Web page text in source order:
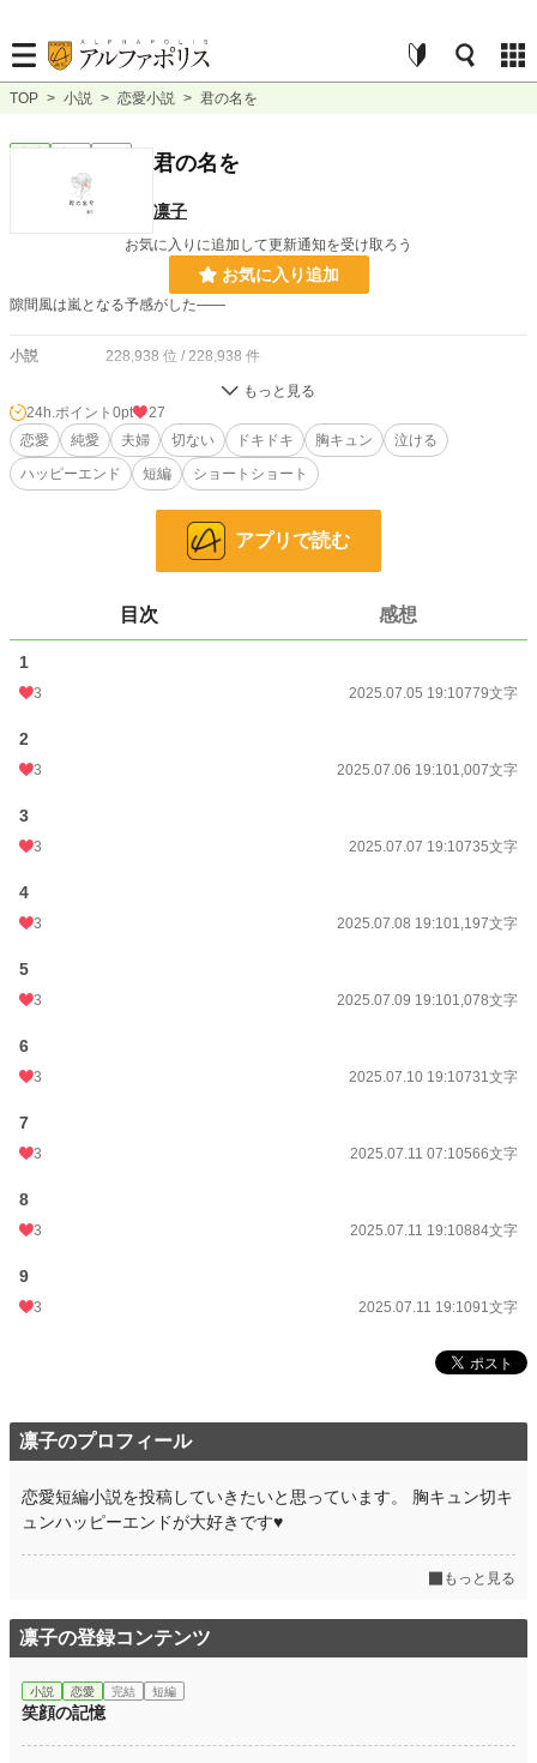
TOP > 小説 > 恋愛小説 > 君の名を
君の名を
凛子
お気に入りに追加して更新通知を受け取ろう
お気に入り追加
隙間風は嵐となる予感がした――
小説 228,938 位 / 228,938 件
66,395 位 / 66,395 件
お気に入り 3
24h.ポイント 0 pt
2025.07.11 19:10
2025.07.05 19:10
週間ポイント
月間ポイント
年間ポイント
累計ポイント
24h.ポイント 0pt
27
恋愛
純愛 夫婦 切ない ドキドキ 胸キュン
泣ける
ハッピーエンド
短編 ショートショート
アプリで読む
目次 感想
1
3 2025.07.05 19:10779文字
2
3 2025.07.06 19:101,007文字
3
3 2025.07.07 19:10735文字
4
3 2025.07.08 19:101,197文字
5
3 2025.07.09 19:101,078文字
6
3 2025.07.10 19:10731文字
7
3 2025.07.11 07:10566文字
8
3 2025.07.11 19:10884文字
9
3 2025.07.11 19:1091文字
凛子のプロフィール
恋愛短編小説を投稿していきたいと思っています。 胸キュン切キ
ュンハッピーエンドが大好きです♥️
もっと見る
凛子の登録コンテンツ
小説 恋愛 完結 短編
笑顔の記憶